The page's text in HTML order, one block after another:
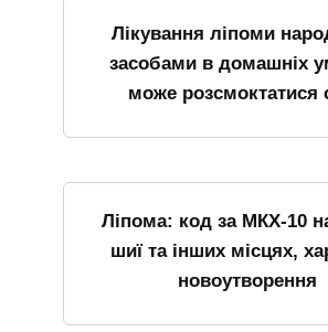
Лікування ліпоми
засобами в домашніх
може розсмоктатися
Ліпома: код за МКХ-10
шиї та інших місцях,
новоутворення